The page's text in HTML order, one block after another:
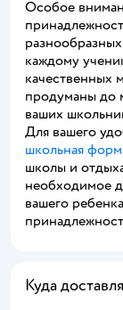
Особое
каждому
качественных
продуманы до
ваших
Для вашего
школьная
школы и
необходимое
вашего
Куда